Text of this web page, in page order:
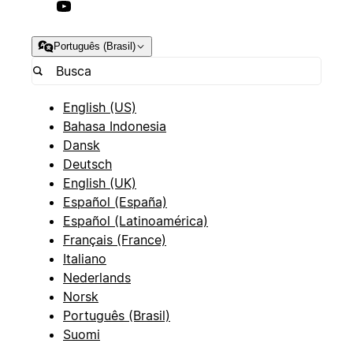
Português (Brasil)
English (US)
Bahasa Indonesia
Dansk
Deutsch
English (UK)
Español (España)
Español (Latinoamérica)
Français (France)
Italiano
Nederlands
Norsk
Português (Brasil)
Suomi